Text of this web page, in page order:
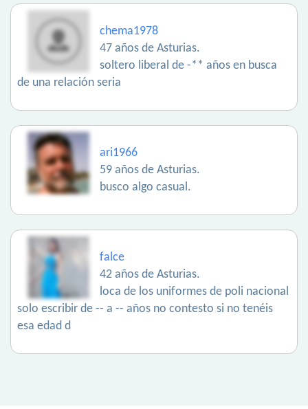
chema1978
47 años de Asturias.
soltero liberal de -** años en busca
de una relación seria
ari1966
59 años de Asturias.
busco algo casual.
falce
42 años de Asturias.
loca de los uniformes de poli nacional
solo escribir de -- a -- años no contesto si no tenéis
esa edad d